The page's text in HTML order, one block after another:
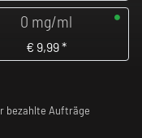
0 mg/ml
€ 9,99*
bezahlte Aufträge